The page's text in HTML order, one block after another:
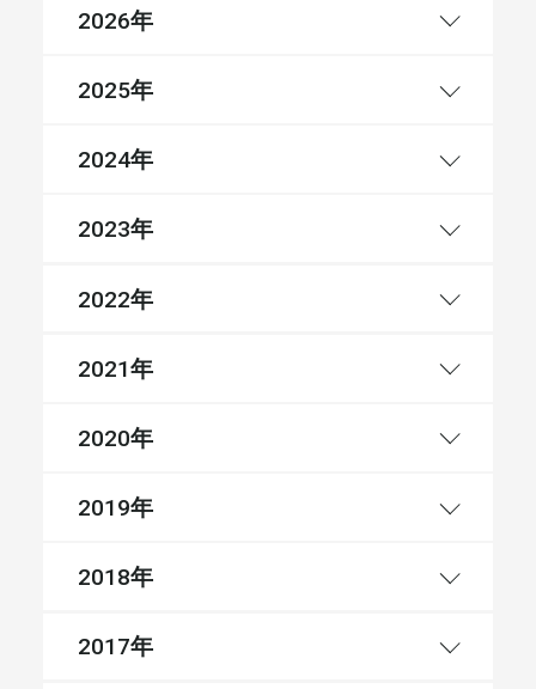
2026年
2025年
2024年
2023年
2022年
2021年
2020年
2019年
2018年
2017年